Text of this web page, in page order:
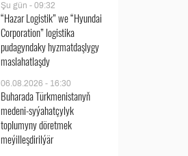
Şu gün - 09:32
“Hazar Logistik” we “Hyundai
Corporation” logistika
pudagyndaky hyzmatdaşlygy
maslahatlaşdy
06.08.2026 - 16:30
Buharada Türkmenistanyň
medeni-syýahatçylyk
toplumyny döretmek
meýilleşdirilýär